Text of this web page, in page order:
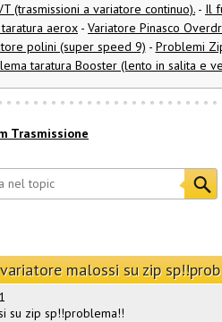
(trasmissioni a variatore continuo). - Il
aerox - Variatore Pinasco
polini (super speed 9) - Problemi
taratura Booster (lento in salita e
Trasmissione
variatore malossi su zip
su zip sp!!problema!!